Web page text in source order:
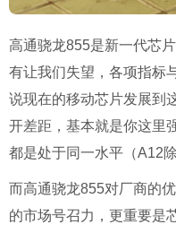
高通骁龙855是新一代芯
有让我们失望，各项指标
说现在的移动芯片发展到
开差距，基本就是你这里
都是处于同一水平（A12除
而高通骁龙855对厂商的
的市场号召力，更重要是